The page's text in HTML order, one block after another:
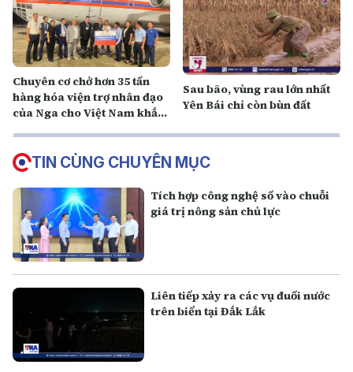
Chuyên cơ chở hơn 35 tấn
hàng hóa viện trợ nhân đạo
của Nga cho Việt Nam khắc
Sau bão, vùng rau lớn nhất
Yên Bái chỉ còn bùn đất
TIN CÙNG CHUYÊN MỤC
Tích hợp công nghệ số vào chuỗi
giá trị nông sản chủ lực
Liên tiếp xảy ra các vụ đuối nước
trên biển tại Đắk Lắk